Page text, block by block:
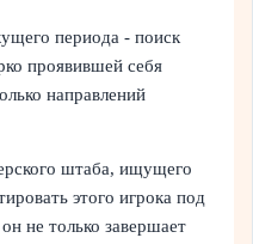
периода - поиск
проявившей себя
направлений
штаба, ищущего
этого игрока под
не только завершает